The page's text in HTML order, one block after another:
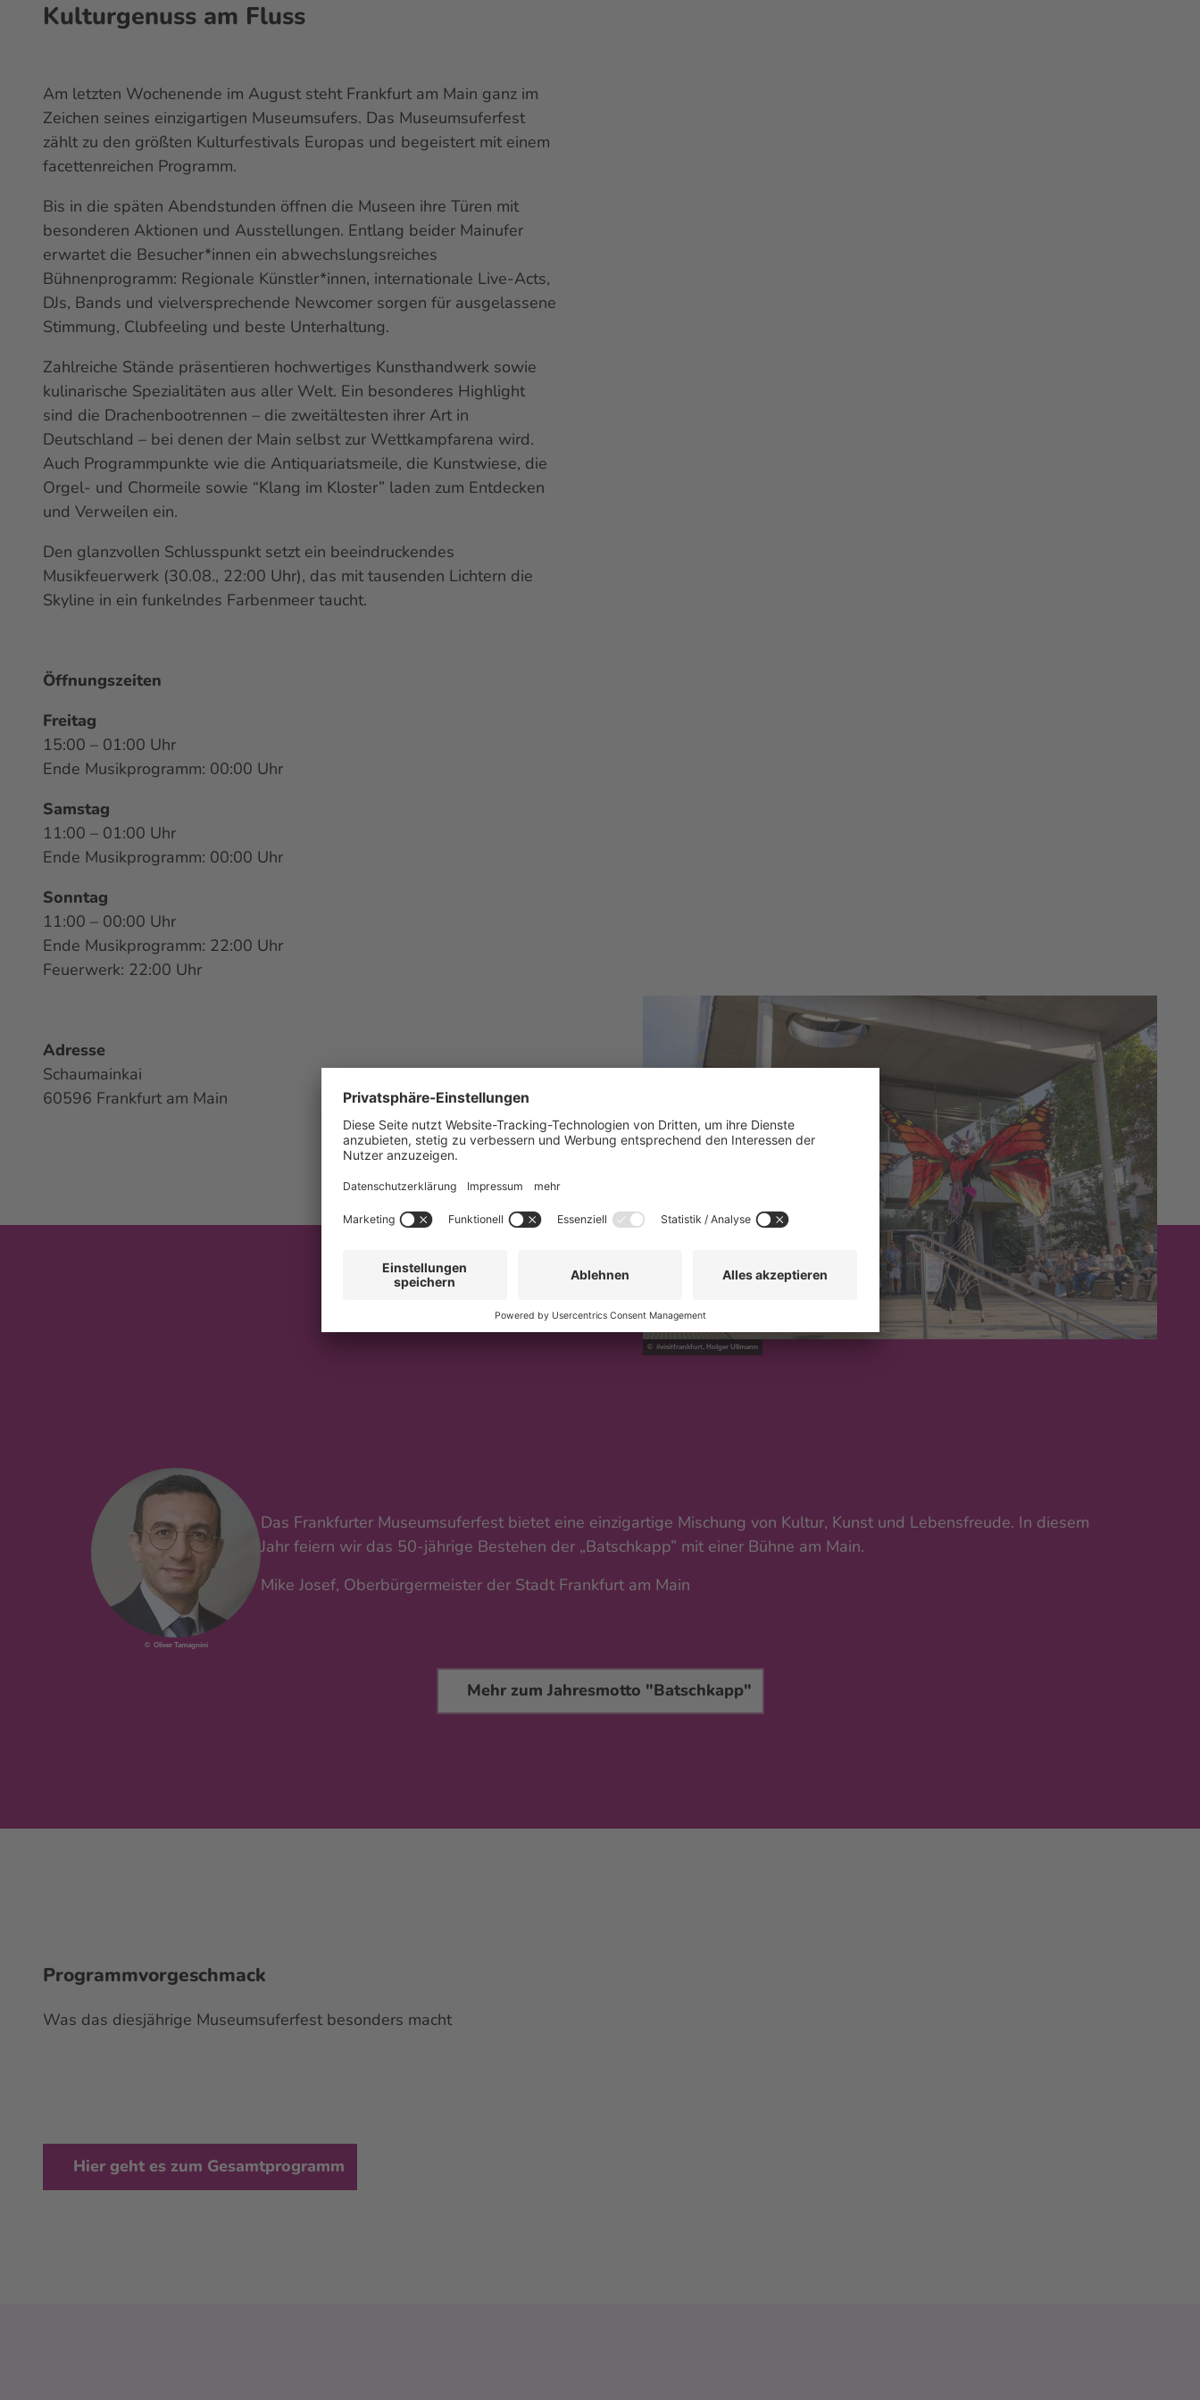
Kulturgenuss am Fluss
Am letzten Wochenende im August steht Frankfurt am Main ganz im
Zeichen seines einzigartigen Museumsufers. Das Museumsuferfest
zählt zu den größten Kulturfestivals Europas und begeistert mit einem
facettenreichen Programm.
Bis in die späten Abendstunden öffnen die Museen ihre Türen mit
besonderen Aktionen und Ausstellungen. Entlang beider Mainufer
erwartet die Besucher*innen ein abwechslungsreiches
Bühnenprogramm: Regionale Künstler*innen, internationale Live-Acts,
DJs, Bands und vielversprechende Newcomer sorgen für ausgelassene
Stimmung, Clubfeeling und beste Unterhaltung.
Zahlreiche Stände präsentieren hochwertiges Kunsthandwerk sowie
kulinarische Spezialitäten aus aller Welt. Ein besonderes Highlight
sind die Drachenbootrennen – die zweitältesten ihrer Art in
Deutschland – bei denen der Main selbst zur Wettkampfarena wird.
Auch Programmpunkte wie die Antiquariatsmeile, die Kunstwiese, die
Orgel- und Chormeile sowie “Klang im Kloster” laden zum Entdecken
und Verweilen ein.
Den glanzvollen Schlusspunkt setzt ein beeindruckendes
Musikfeuerwerk (30.08., 22:00 Uhr), das mit tausenden Lichtern die
Skyline in ein funkelndes Farbenmeer taucht.
Öffnungszeiten
Freitag
15:00 – 01:00 Uhr
Ende Musikprogramm: 00:00 Uhr
Samstag
11:00 – 01:00 Uhr
Ende Musikprogramm: 00:00 Uhr
Sonntag
11:00 – 00:00 Uhr
Ende Musikprogramm: 22:00 Uhr
Feuerwerk: 22:00 Uhr
Adresse
Schaumainkai
60596 Frankfurt am Main
© #visitfrankfurt, Holger Ullmann
© Oliver Tamagnini
Das Frankfurter Museumsuferfest bietet eine einzigartige Mischung von Kultur, Kunst und Lebensfreude. In diesem
Jahr feiern wir das 50-jährige Bestehen der „Batschkapp” mit einer Bühne am Main.
Mike Josef, Oberbürgermeister der Stadt Frankfurt am Main
Mehr zum Jahresmotto "Batschkapp"
Programmvorgeschmack
Was das diesjährige Museumsuferfest besonders macht
Hier geht es zum Gesamtprogramm